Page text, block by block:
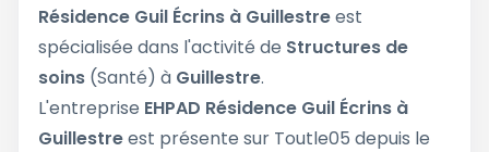
Résidence Guil Écrins à Guillestreest
spécialisée dans l'activité de Structures de
soins (Santé) à Guillestre.
L'entreprise EHPAD Résidence Guil Écrins à
Guillestreest présente sur Toutle05 depuis le